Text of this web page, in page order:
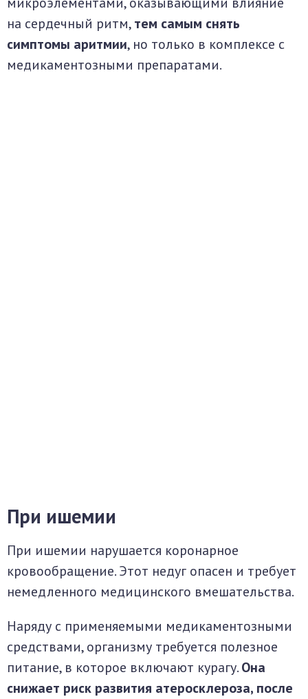
на сердечный ритм,тем самым снять
симптомы аритмии, но только в комплексе с
медикаментозными препаратами.
При ишемии
При ишемии нарушается коронарное
кровообращение. Этот недуг опасен и требует
немедленного медицинского вмешательства.
Наряду с применяемыми медикаментозными
средствами, организму требуется полезное
питание, в которое включают курагу.Она
снижает риск развития атеросклероза, после